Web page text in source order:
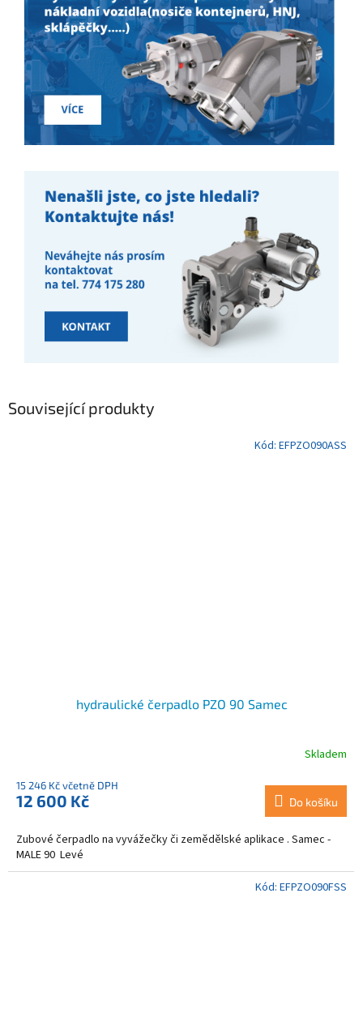
Související produkty
hydraulické čerpadlo PZO 90 Samec
Skladem
15 246 Kč včetně DPH
12 600 Kč Do košíku
Zubové čerpadlo na vyvážečky či zemědělské aplikace . Samec -
MALE 90 Levé
Kód: EFPZO090ASS
Kód: EFPZO090FSS